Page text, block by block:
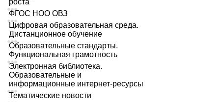
роста"
ФГОС НОО ОВЗ
Цифровая образовательная среда.
Дистанционное обучение
Образовательные стандарты.
Функциональная грамотность
Электронная библиотека.
Образовательные и
информационные интернет-ресурсы
Тематические новости